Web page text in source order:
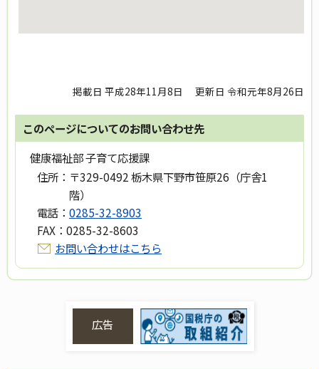
掲載日 平成28年11月8日 更新日 令和元年8月26日
このページについてのお問い合わせ先
健康福祉部 子育て応援課
住所： 〒329-0492 栃木県下野市笹原26（庁舎1
階）
電話： 0285-32-8903
FAX： 0285-32-8603
お問い合わせはこちら
広告